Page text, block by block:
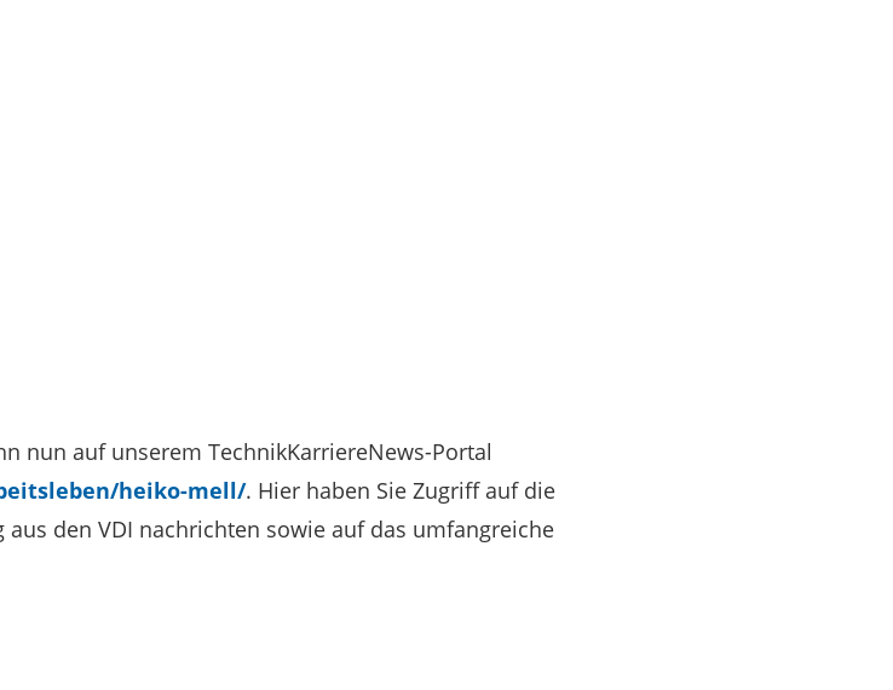
nun auf unserem TechnikKarriereNews-Portal
heiko-mell/. Hier haben Sie Zugriff auf die
den VDI nachrichten sowie auf das umfangreiche